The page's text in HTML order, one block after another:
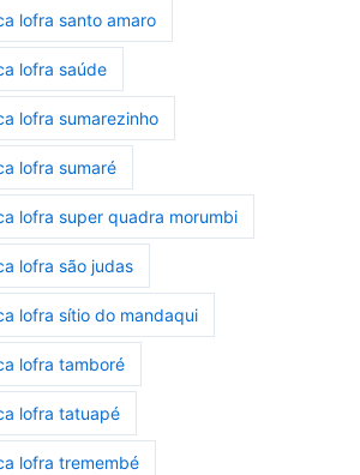
lofra santo amaro
lofra saúde
lofra sumarezinho
lofra sumaré
lofra super quadra morumbi
lofra são judas
lofra sítio do mandaqui
lofra tamboré
lofra tatuapé
lofra tremembé